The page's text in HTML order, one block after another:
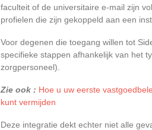
faculteit of de universitaire e-mail zijn
profielen die zijn gekoppeld aan een
Voor degenen die toegang willen tot
specifieke stappen afhankelijk van het
zorgpersoneel).
Zie ook : Hoe u uw eerste
kunt vermijden
Deze integratie dekt echter niet alle